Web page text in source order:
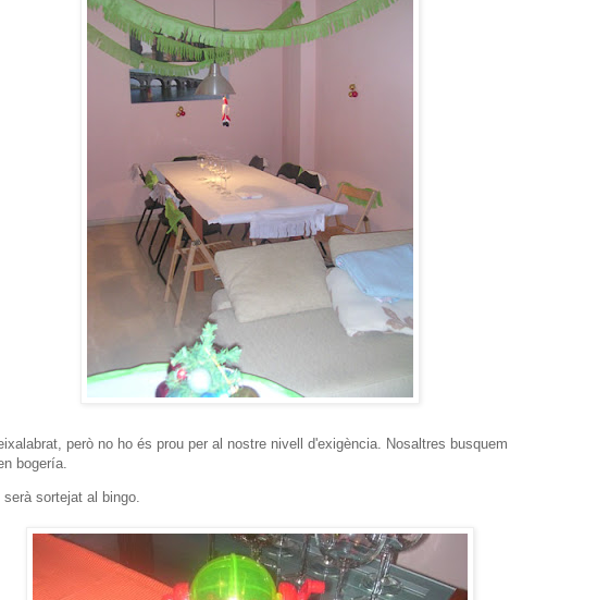
però no ho és prou per al nostre nivell d'exigència. Nosaltres busquem
bogería.
serà sortejat al bingo.